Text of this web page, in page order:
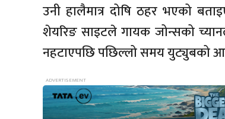
उनी हालैमात्र दोषि ठहर भएको
शेयरिङ साइटले गायक जोन्सको
नहटाएपछि पछिल्लो समय युट्युबको